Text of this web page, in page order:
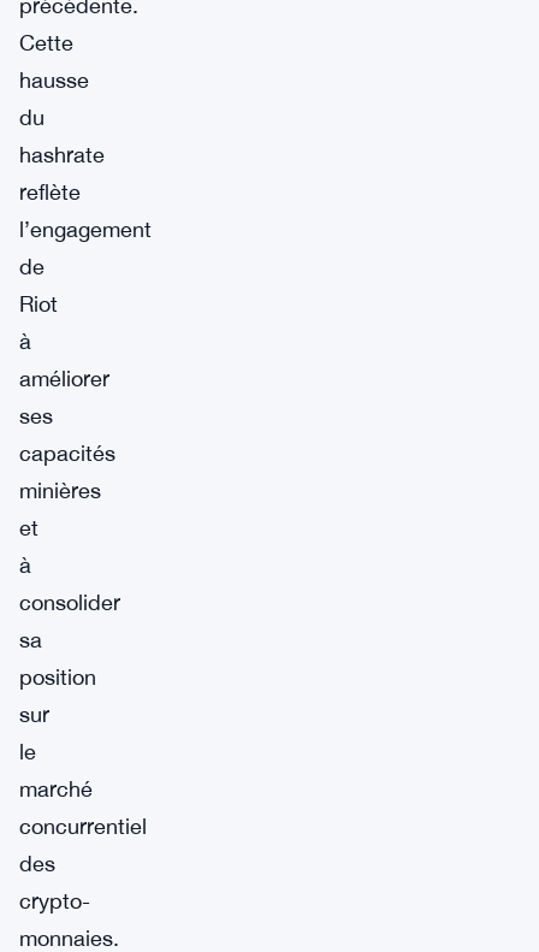
précédente.
Cette
hausse
du
hashrate
reflète
l’engagement
de
Riot
à
améliorer
ses
capacités
minières
et
à
consolider
sa
position
sur
le
marché
concurrentiel
des
crypto-
monnaies.